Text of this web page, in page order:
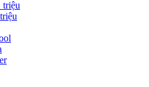
triệu